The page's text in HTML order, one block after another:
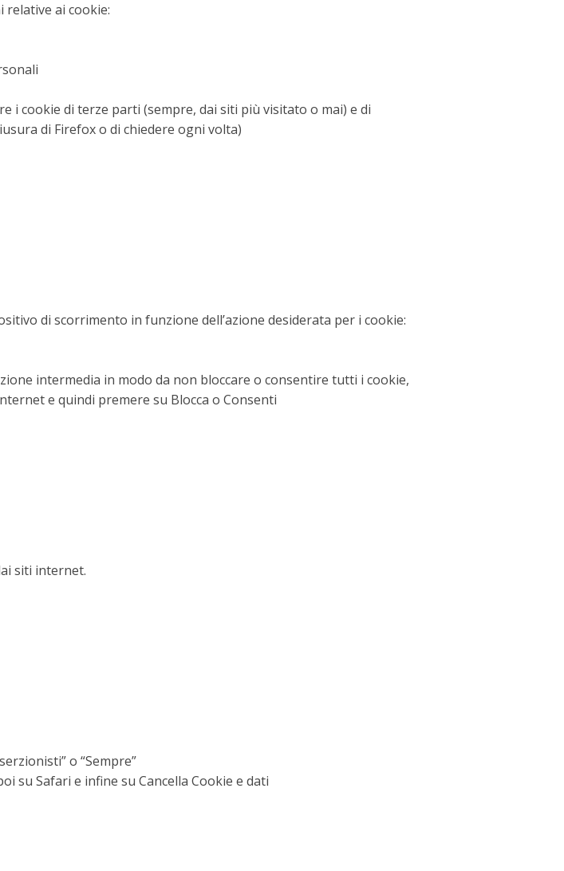
relative ai cookie:
i cookie di terze parti (sempre, dai siti più visitato o mai) e di
di Firefox o di chiedere ogni volta)
di scorrimento in funzione dell’azione desiderata per i cookie:
intermedia in modo da non bloccare o consentire tutti i cookie,
e quindi premere su Blocca o Consenti
siti internet.
o “Sempre”
su Safari e infine su Cancella Cookie e dati